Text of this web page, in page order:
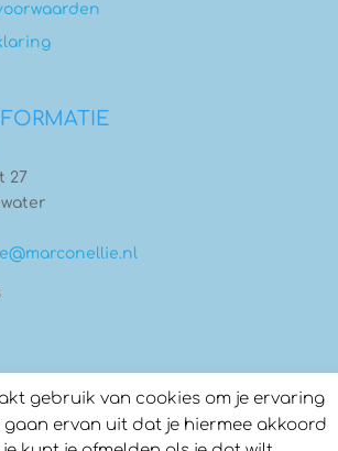
27
gebruik van cookies om je ervaring
gaan ervan uit dat je hiermee akkoord